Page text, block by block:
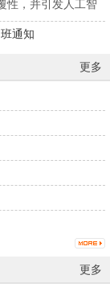
性，并引发人工智
议题吸引了学术
大众的高度关
智能伦理与治理进
国人工智能伦理
通知
更多
更多